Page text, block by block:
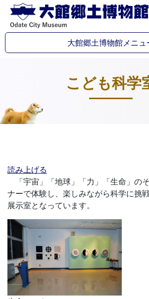
大館郷土博物館メニュ
こども科学
読み上げる
「宇宙」「地球」「力」「生命」の
ナーで体験し、楽しみながら科学に挑
展示室となっています。